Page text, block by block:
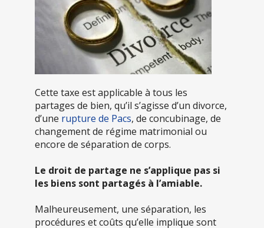
Cette taxe est applicable à tous les
partages de bien, qu’il s’agisse d’un divorce,
d’une rupture de Pacs, de concubinage, de
changement de régime matrimonial ou
encore de séparation de corps.
Le droit de partage ne s’applique pas si
les biens sont partagés à l’amiable.
Malheureusement, une séparation, les
procédures et coûts qu’elle implique sont